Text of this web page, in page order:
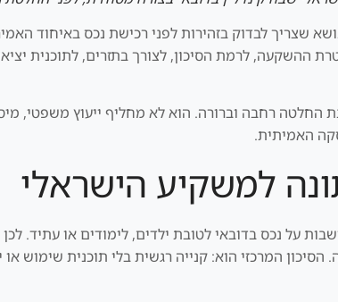
שצריך לבדוק בזהירות לפני רכישת נכס באיחוד
ההשקעה, לרמת הסיכון, לצורך בתזרים, לתוכנית
החלטה רחבה וברורה. הוא לא מחליף ייעוץ משפטי,
האמיתית.
למשקיע הישראלי
על נכס בדובאי לטובת ילדים, לימודים או עתיד.
הסיכון המרכזי הוא: קנייה רגשית בלי תוכנית